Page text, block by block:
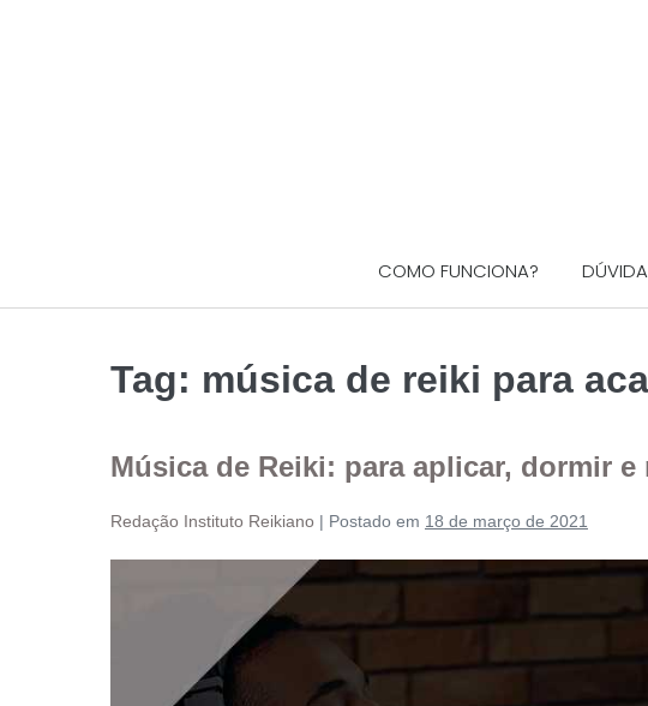
COMO FUNCIONA?
Tag: música de reiki para
Música de Reiki: para aplicar, dormir e
Redação Instituto Reikiano | Postado em 18 de março de 2021